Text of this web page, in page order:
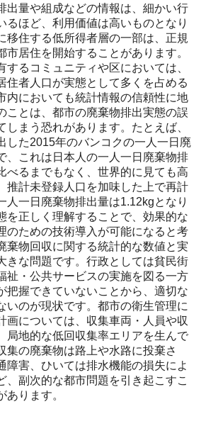
出量や組成などの情報は、細かい行
るほど、利用価値は高いものとなり
移住する低所得者層の一部は、正規
市居住を開始することがあります。
するコミュニティや区においては、
住者人口が実態として多くを占める
内においても統計情報の信頼性に地
ことは、都市の廃棄物排出実態の誤
しまう恐れがあります。たとえば、
した2015年のバンコクの一人一日廃
、これは日本人の一人一日廃棄物排
べるまでもなく、世界的に見ても高
推計未登録人口を加味した上で再計
人一日廃棄物排出量は1.12kgとなり
を正しく理解することで、効果的な
のための技術導入が可能になると考
棄物回収に関する統計的な数値と実
きな問題です。行政としては貧民街
祉・公共サービスの実施を図る一方
把握できていないことから、適切な
いのが現状です。都市の衛生管理に
画については、収集車両・人員や収
局地的な低回収集率エリアを生んで
集の廃棄物は路上や水路に投棄さ
障害、ひいては排水機能の損失によ
、副次的な都市問題を引き起こすこ
あります。